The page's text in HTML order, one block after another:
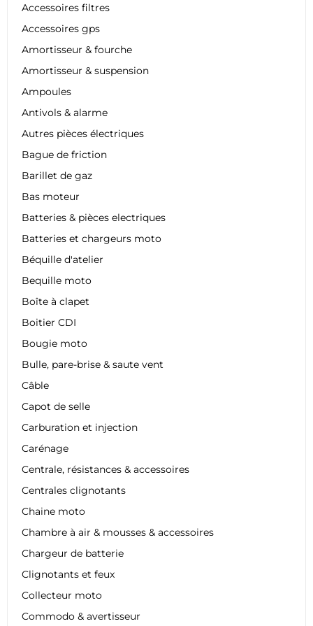
Accessoires filtres
Accessoires gps
Amortisseur & fourche
Amortisseur & suspension
Ampoules
Antivols & alarme
Autres pièces électriques
Bague de friction
Barillet de gaz
Bas moteur
Batteries & pièces electriques
Batteries et chargeurs moto
Béquille d'atelier
Bequille moto
Boîte à clapet
Boitier CDI
Bougie moto
Bulle, pare-brise & saute vent
Câble
Capot de selle
Carburation et injection
Carénage
Centrale, résistances & accessoires
Centrales clignotants
Chaine moto
Chambre à air & mousses & accessoires
Chargeur de batterie
Clignotants et feux
Collecteur moto
Commodo & avertisseur